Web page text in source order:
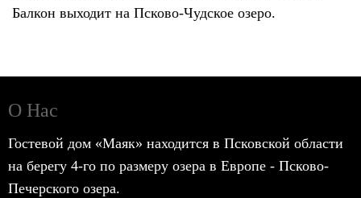
Балкон выходит на Псково-Чудское озеро.
О Нас
Гостевой дом «Маяк» находится в Псковской области
на берегу 4-го по размеру озера в Европе - Псково-
Печерского озера.